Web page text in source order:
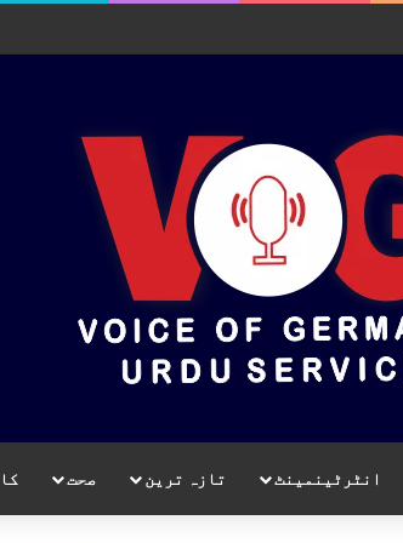
انٹرٹینمینٹ تازہ ترین صحت